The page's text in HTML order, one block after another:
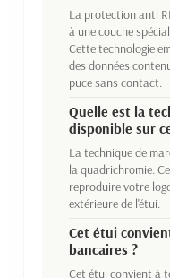
La protection anti
à une couche
Cette technologie
des données
puce sans contact.
Quelle est la
disponible sur
La technique de
la quadrichromie.
reproduire votre
extérieure de l'étui.
Cet étui
bancaires ?
Cet étui convient à